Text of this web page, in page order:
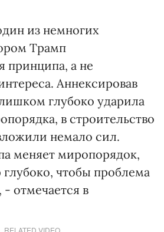
из немногих
Трамп
принципа, а не
Аннексировав
глубоко ударила
в строительство
немало сил.
меняет миропорядок,
глубоко, чтобы проблема
отмечается в